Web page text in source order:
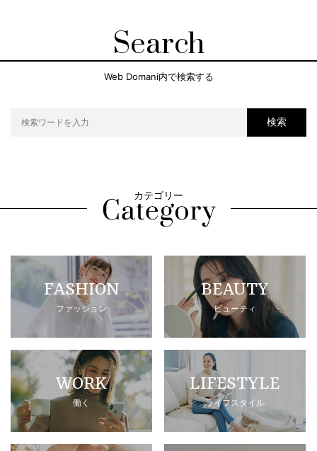
Search
Web Domani内で検索する
検索
カテゴリー
FASHION
ファッション
BEAUTY
ビューティ
WORK
働く
LIFESTYLE
ライフスタイル